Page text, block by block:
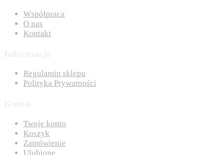
Współpraca
O nas
Kontakt
Regulamin sklepu
Polityka Prywatności
Twoje konto
Koszyk
Zamówienie
Ulubione